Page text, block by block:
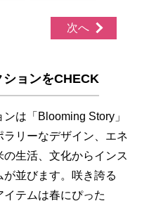
次へ
ョンをCHECK
は「Blooming Story」
リーなデザイン、エネ
生活、文化からインス
並びます。咲き誇る
テムは春にぴった